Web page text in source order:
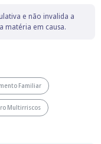
e não invalida a
matéria em causa.
Familiar
Multirriscos